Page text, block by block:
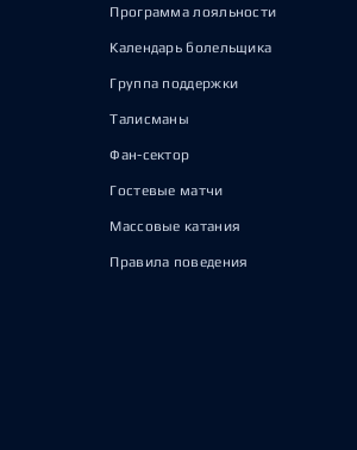
Программа лояльности
Календарь болельщика
Группа поддержки
Талисманы
Фан-сектор
Гостевые матчи
Массовые катания
Правила поведения